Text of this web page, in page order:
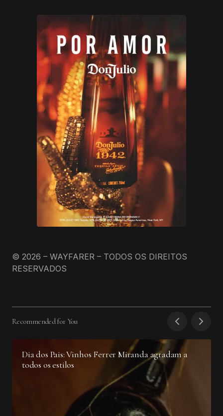
© 2026 – WAYFARER – TODOS OS DIREITOS
RESERVADOS
Recommended for You
Dia dos Pais: Vinhos Ferrer Miranda agradam a
todos os estilos